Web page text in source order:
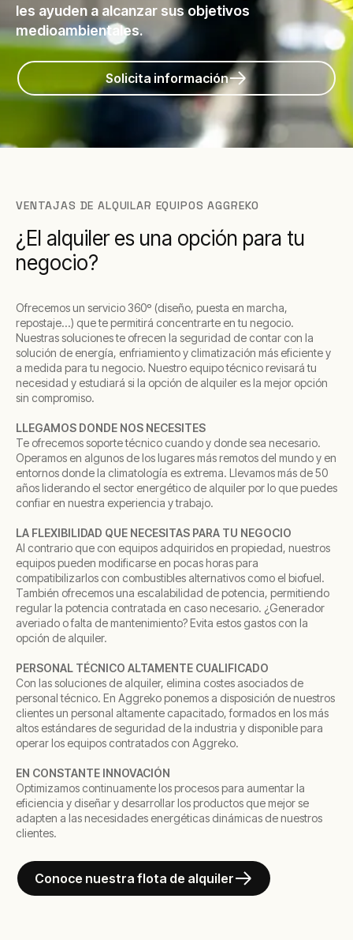
les ayuden a alcanzar sus objetivos
medioambientales.
Solicita información
VENTAJAS DE ALQUILAR EQUIPOS AGGREKO
¿El alquiler es una opción para tu
negocio?
Ofrecemos un servicio 360º (diseño, puesta en marcha,
repostaje...) que te permitirá concentrarte en tu negocio.
Nuestras soluciones te ofrecen la seguridad de contar con la
solución de energía, enfriamiento y climatización más eficiente y
a medida para tu negocio. Nuestro equipo técnico revisará tu
necesidad y estudiará si la opción de alquiler es la mejor opción
sin compromiso.
LLEGAMOS DONDE NOS NECESITES
Te ofrecemos soporte técnico cuando y donde sea necesario.
Operamos en algunos de los lugares más remotos del mundo y en
entornos donde la climatología es extrema. Llevamos más de 50
años liderando el sector energético de alquiler por lo que puedes
confiar en nuestra experiencia y trabajo.
LA FLEXIBILIDAD QUE NECESITAS PARA TU NEGOCIO
Al contrario que con equipos adquiridos en propiedad, nuestros
equipos pueden modificarse en pocas horas para
compatibilizarlos con combustibles alternativos como el biofuel.
También ofrecemos una escalabilidad de potencia, permitiendo
regular la potencia contratada en caso necesario. ¿Generador
averiado o falta de mantenimiento? Evita estos gastos con la
opción de alquiler.
PERSONAL TÉCNICO ALTAMENTE CUALIFICADO
Con las soluciones de alquiler, elimina costes asociados de
personal técnico. En Aggreko ponemos a disposición de nuestros
clientes un personal altamente capacitado, formados en los más
altos estándares de seguridad de la industria y disponible para
operar los equipos contratados con Aggreko.
EN CONSTANTE INNOVACIÓN
Optimizamos continuamente los procesos para aumentar la
eficiencia y diseñar y desarrollar los productos que mejor se
adapten a las necesidades energéticas dinámicas de nuestros
clientes.
Conoce nuestra flota de alquiler